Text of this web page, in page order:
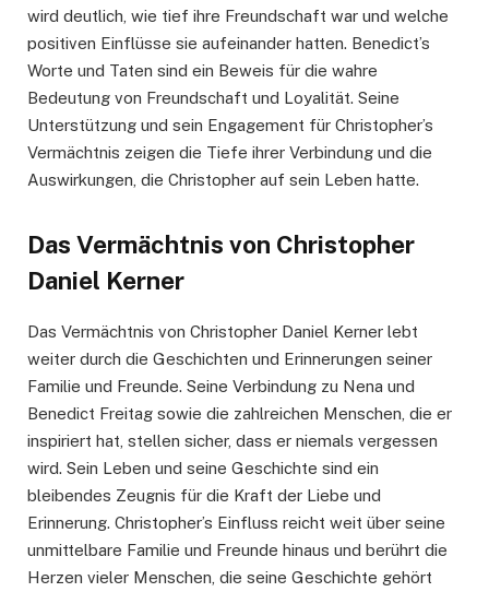
wird deutlich, wie tief ihre Freundschaft war und welche
positiven Einflüsse sie aufeinander hatten. Benedict’s
Worte und Taten sind ein Beweis für die wahre
Bedeutung von Freundschaft und Loyalität. Seine
Unterstützung und sein Engagement für Christopher’s
Vermächtnis zeigen die Tiefe ihrer Verbindung und die
Auswirkungen, die Christopher auf sein Leben hatte.
Das Vermächtnis von Christopher
Daniel Kerner
Das Vermächtnis von Christopher Daniel Kerner lebt
weiter durch die Geschichten und Erinnerungen seiner
Familie und Freunde. Seine Verbindung zu Nena und
Benedict Freitag sowie die zahlreichen Menschen, die er
inspiriert hat, stellen sicher, dass er niemals vergessen
wird. Sein Leben und seine Geschichte sind ein
bleibendes Zeugnis für die Kraft der Liebe und
Erinnerung. Christopher’s Einfluss reicht weit über seine
unmittelbare Familie und Freunde hinaus und berührt die
Herzen vieler Menschen, die seine Geschichte gehört